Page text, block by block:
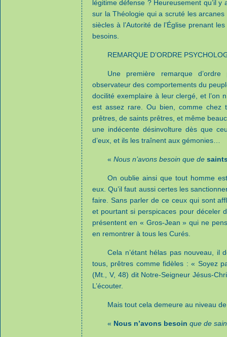
légitime défense ? Heureusement qu’il y
sur la Théologie qui a scruté les
siècles à l’Autorité de l’Église prenant
besoins.
REMARQUE D’ORDRE
Une première remarque d’ordre
observateur des comportements du
docilité exemplaire à leur clergé, et l’on
est assez rare. Ou bien, comme chez
prêtres, de saints prêtres, et même
une indécente désinvolture dès que
d’eux, et ils les traînent aux gémonies…
« Nous n’avons besoin que de
On oublie ainsi que tout homme
eux. Qu’il faut aussi certes les
faire. Sans parler de ce ceux qui sont
et pourtant si perspicaces pour déceler
présentent en « Gros-Jean » qui ne
en remontrer à tous les Curés.
Cela n’étant hélas pas nouveau, il
tous, prêtres comme fidèles : « Soyez
(Mt., V, 48) dit Notre-Seigneur Jésus-
L’écouter.
Mais tout cela demeure au niveau
« Nous n’avons besoin que de